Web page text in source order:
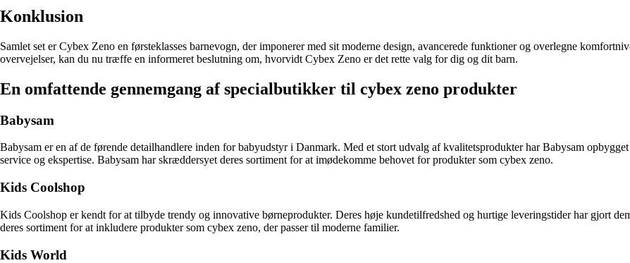
Konklusion
Samlet set er Cybex Zeno en førsteklasses barnevogn, der imponerer med sit moderne design, avancerede funktioner og overlegne
overvejelser, kan du nu træffe en informeret beslutning om, hvorvidt Cybex Zeno er det rette valg for dig og dit barn.
En omfattende gennemgang af specialbutikker til cybex zeno produkter
Babysam
Babysam er en af de førende detailhandlere inden for babyudstyr i Danmark. Med et stort udvalg af kvalitetsprodukter har Babysam
service og ekspertise. Babysam har skræddersyet deres sortiment for at imødekomme behovet for produkter som cybex zeno.
Kids Coolshop
Kids Coolshop er kendt for at tilbyde trendy og innovative børneprodukter. Deres høje kundetilfredshed og hurtige leveringstider har gjort
deres sortiment for at inkludere produkter som cybex zeno, der passer til moderne familier.
Kids World